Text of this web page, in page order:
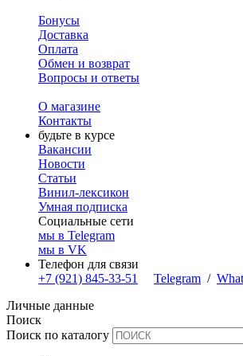
Бонусы
Доставка
Оплата
Обмен и возврат
Вопросы и ответы
О магазине
Контакты
будьте в курсе
Вакансии
Новости
Статьи
Винил-лексикон
Умная подписка
Социальные сети
мы в Telegram
мы в VK
Телефон для связи
+7 (921) 845-33-51
Telegram /
Личные данные
Поиск
Поиск по каталогу